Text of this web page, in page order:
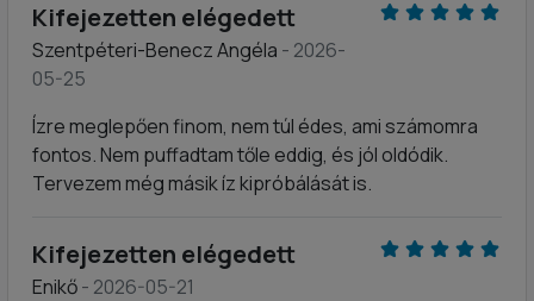
Kifejezetten elégedett
Szentpéteri-Benecz Angéla - 2026-
05-25
Ízre meglepően finom, nem túl édes, ami számomra
fontos. Nem puffadtam tőle eddig, és jól oldódik.
Tervezem még másik íz kipróbálását is.
Kifejezetten elégedett
Enikő- 2026-05-21